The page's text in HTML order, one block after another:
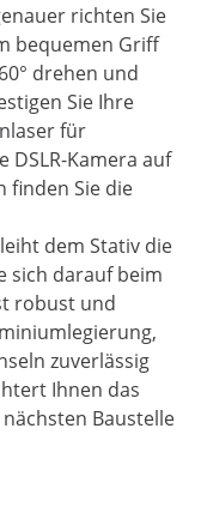
richten Sie
bequemen Griff
drehen und
Sie Ihre
für
Kamera auf
finden Sie die
dem Stativ die
sich darauf beim
robust und
zuverlässig
Ihnen das
Baustelle